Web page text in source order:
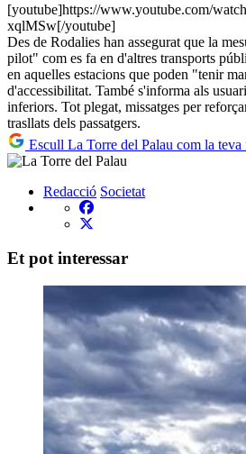
[youtube]https://www.youtube.com/
xqlMSw[/youtube]
Des de Rodalies han assegurat que la
pilot" com es fa en d'altres transports
en aquelles estacions que poden "tenir
d'accessibilitat. També s'informa als
inferiors. Tot plegat, missatges per
trasllats dels passatgers.
Escull La Torre del Palau com la
Redacció Societat
Et pot interessar